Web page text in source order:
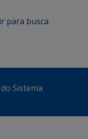
ir para busca
Sistema